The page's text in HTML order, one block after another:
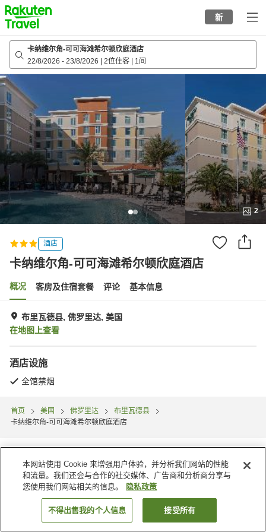
to
top
page
新
卡纳维尔角-可可海滩希尔顿欣庭酒店
22/8/2026 - 23/8/2026 2位住客 1间
2
酒店
卡纳维尔角-可可海滩希尔顿欣庭酒店
概况 客房及住宿套餐 评论 基本信息
布里瓦德县, 佛罗里达, 美国
在地图上查看
酒店设施
全馆禁烟
首页 美国 佛罗里达
布里瓦德县
卡纳维尔角-可可海滩希尔顿欣庭酒店
搜索客房
本网站使用 Cookie 来增强用户体验，并分析我们网站的性能
和流量。我们还会与合作的社交媒体、广告商和分析商分享与
您使用我们网站相关的信息。
隐私政策
不得出售我的个人信息 接受所有